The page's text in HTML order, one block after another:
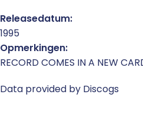
Releasedatum:
1995
Opmerkingen:
RECORD COMES IN A NEW
Data provided by Discogs